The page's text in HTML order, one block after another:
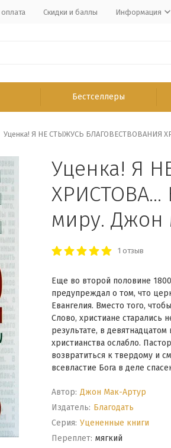
Скидки и баллы Информация
Бестселлеры
Уценка! Я НЕ СТЫЖУСЬ БЛАГОВЕСТВОВАНИЯ
Уценка! Я
ХРИСТОВА...
миру. Джон
1 отзыв
Еще во второй половине
предупреждал о том, что
Евангелия. Вместо того,
Слово, христиане старались
результате, в
христианства ослабло.
возвратиться к твердому и
всевластие Бога в деле
Автор: Джон Мак-Артур
Издатель: Благодать
Серия: Уцененные книги
Переплет: мягкий